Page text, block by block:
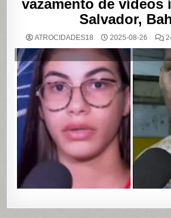
vazamento de vídeos
Salvador,
ATROCIDADES18 2025-08-26